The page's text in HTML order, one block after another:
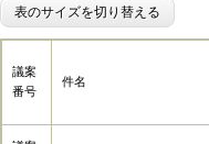
表のサイズを切り替える
議案
番号
件名